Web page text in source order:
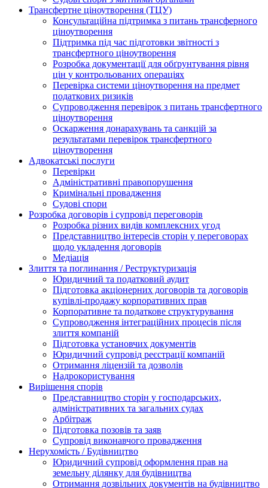
Трансфертне ціноутворення (ТЦУ)
Консультаційна підтримка з питань трансферного
ціноутворення
Підтримка під час підготовки звітності з
трансфертного ціноутворення
Розробка документації для обґрунтування рівня
цін у контрольованих операціях
Перевірка системи ціноутворення на предмет
податкових ризиків
Супроводження перевірок з питань трансфертного
ціноутворення
Оскарження донарахувань та санкцій за
результатами перевірок трансфертного
ціноутворення
Адвокатські послуги
Перевірки
Адміністративні правопорушення
Кримінальні провадження
Судові спори
Розробка договорів і супровід переговорів
Розробка різних видів комплексних угод
Представництво інтересів сторін у переговорах
щодо укладення договорів
Медіація
Злиття та поглинання / Реструктуризація
Юридичний та податковий аудит
Підготовка акціонерних договорів та договорів
купівлі-продажу корпоративних прав
Корпоративне та податкове структурування
Супроводження інтеграційних процесів після
злиття компаній
Підготовка установчих документів
Юридичний супровід реєстрації компаній
Отримання ліцензій та дозволів
Надрокористування
Вирішення спорів
Представництво сторін у господарських,
адміністративних та загальних судах
Арбітраж
Підготовка позовів та заяв
Супровід виконавчого провадження
Нерухомість / Будівництво
Юридичний супровід оформлення прав на
земельну ділянку для будівництва
Отримання дозвільних документів на будівництво